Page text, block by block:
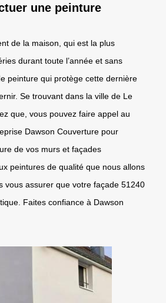
une peinture
de la maison, qui est la plus
durant toute l’année et sans
peinture qui protège cette dernière
Se trouvant dans la ville de Le
que, vous pouvez faire appel au
Dawson Couverture pour
de vos murs et façades
peintures de qualité que nous allons
vous assurer que votre façade 51240
Faites confiance à Dawson